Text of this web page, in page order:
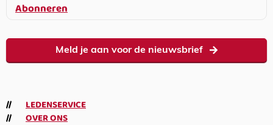
Abonneren
Meld je aan voor de nieuwsbrief
LEDENSERVICE
OVER ONS